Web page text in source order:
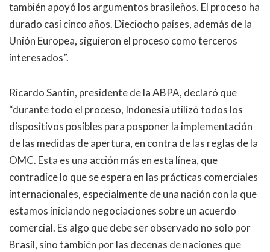
también apoyó los argumentos brasileños. El proceso ha
durado casi cinco años. Dieciocho países, además de la
Unión Europea, siguieron el proceso como terceros
interesados”.
Ricardo Santin, presidente de la ABPA, declaró que
“durante todo el proceso, Indonesia utilizó todos los
dispositivos posibles para posponer la implementación
de las medidas de apertura, en contra de las reglas de la
OMC. Esta es una acción más en esta línea, que
contradice lo que se espera en las prácticas comerciales
internacionales, especialmente de una nación con la que
estamos iniciando negociaciones sobre un acuerdo
comercial. Es algo que debe ser observado no solo por
Brasil, sino también por las decenas de naciones que